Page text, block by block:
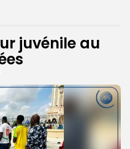
juvénile au